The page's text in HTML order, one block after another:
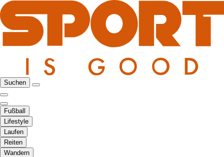
Suchen
Fußball
Lifestyle
Laufen
Reiten
Wandern